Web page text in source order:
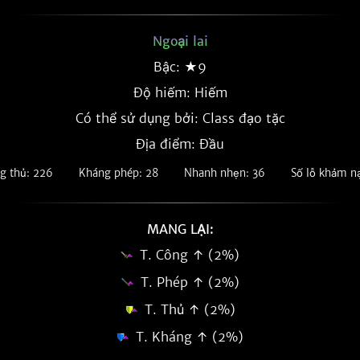
Ngoại lai
Bậc: ★9
Độ hiếm: Hiếm
Có thể sử dụng bởi: Class đạo tặc
Địa điểm: Đầu
thủ: 226 Kháng phép: 28 Nhanh nhẹn: 36 Số lỗ khảm
MANG LẠI:
T. Công ↑ (2%)
T. Phép ↑ (2%)
T. Thủ ↑ (2%)
T. Kháng ↑ (2%)